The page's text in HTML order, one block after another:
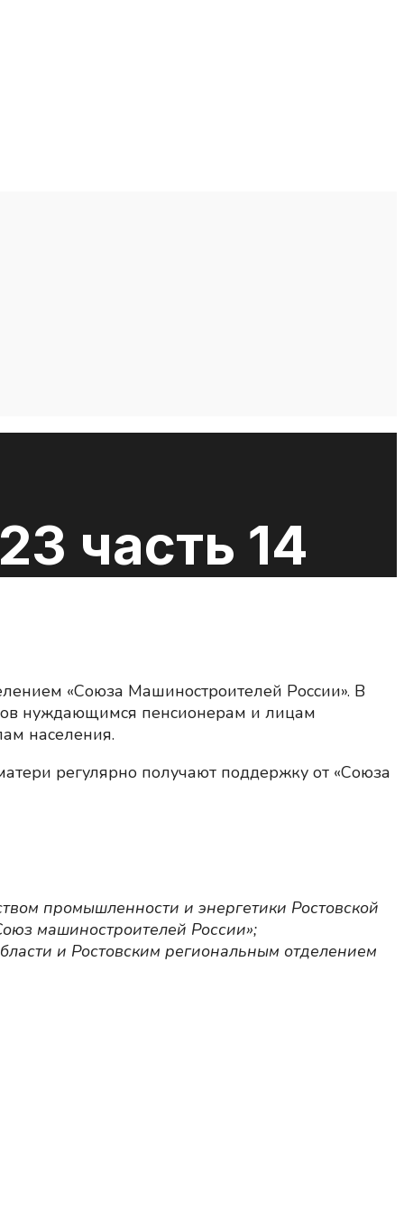
часть 14
«Союза Машиностроителей России». В
нуждающимся пенсионерам и лицам
населения.
регулярно получают поддержку от «Союза
промышленности и энергетики Ростовской
машиностроителей России»;
и Ростовским региональным отделением